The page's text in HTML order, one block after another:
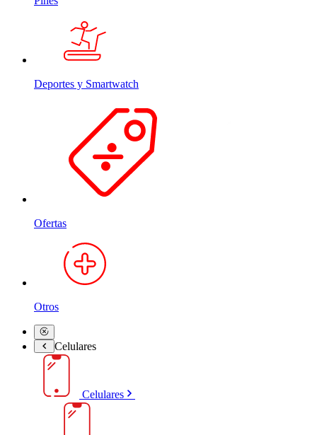
Deportes y Smartwatch
Ofertas
Otros
Celulares
Celulares